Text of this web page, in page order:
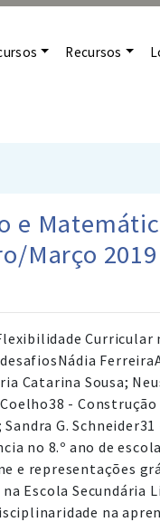
Recursos
e
Março 2019
Curricular
Catarina Sousa;
-
G.
no 8.º ano de
e representações
Escola Secundária
na